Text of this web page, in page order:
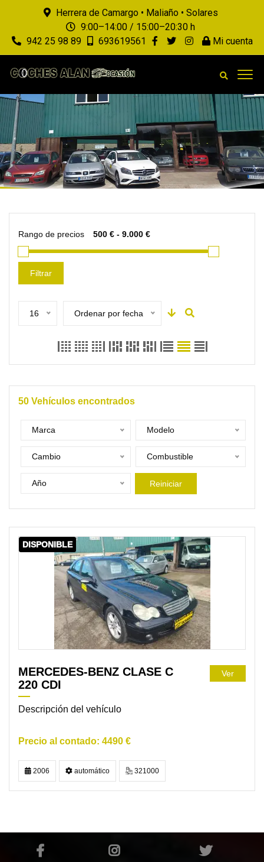
Herrera de Camargo • Maliaño • Solares
9:00–14:00 / 15:00–20:30 h
942 25 98 89
693619561 Mi cuenta
Rango de precios
Filtrar
16 Ordenar por fecha
50 Vehículos encontrados
Marca Modelo
Cambio Combustible
Año Reiniciar
DISPONIBLE
MERCEDES-BENZ CLASE C
220 CDI
Descripción del vehículo
4490 €
Ver
2006 automático 321000